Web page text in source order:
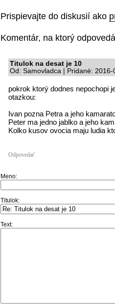
Prispievajte do diskusií ako
Komentár, na ktorý
Titulok na desat je 10
Od: Samovladca | Pridané:
pokrok ktorý dodnes nepochopi
otazkou:
Ivan pozna Petra a jeho
Peter ma jedno jablko a jeho
Kolko kusov ovocia maju ludia
Odpovedať
Meno:
Titulok:
Text: